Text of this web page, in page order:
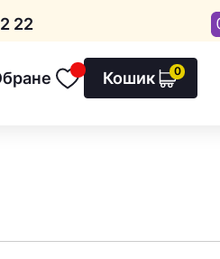
22
Кошик 0